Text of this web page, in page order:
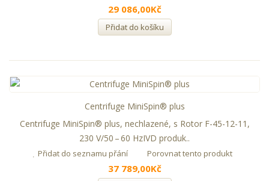
29 086,00Kč
Přidat do košíku
Centrifuge MiniSpin® plus
Centrifuge MiniSpin® plus, nechlazené, s Rotor F-45-12-11,
230 V/50 – 60 HzIVD produk..
Přidat do seznamu přání Porovnat tento produkt
37 789,00Kč